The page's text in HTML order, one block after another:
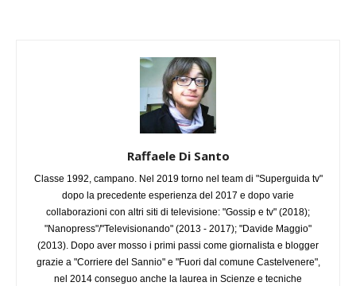
Raffaele Di Santo
Classe 1992, campano. Nel 2019 torno nel team di "Superguida tv"
dopo la precedente esperienza del 2017 e dopo varie
collaborazioni con altri siti di televisione: "Gossip e tv" (2018);
"Nanopress"/"Televisionando" (2013 - 2017); "Davide Maggio"
(2013). Dopo aver mosso i primi passi come giornalista e blogger
grazie a "Corriere del Sannio" e "Fuori dal comune Castelvenere",
nel 2014 conseguo anche la laurea in Scienze e tecniche